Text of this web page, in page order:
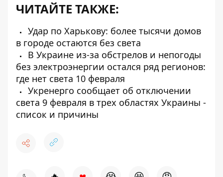
ЧИТАЙТЕ ТАКЖЕ:
Удар по Харькову: более тысячи домов
в городе остаются без света
В Украине из-за обстрелов и непогоды
без электроэнергии остался ряд регионов:
где нет света 10 февраля
Укренерго сообщает об отключении
света 9 февраля в трех областях Украины -
список и причины